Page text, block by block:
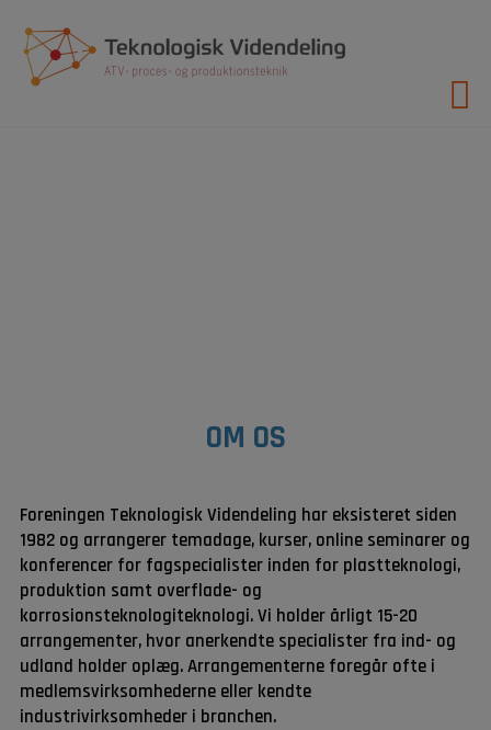
indholdet
OM OS
Foreningen Teknologisk Videndeling har eksisteret siden
1982 og arrangerer temadage, kurser, online seminarer og
konferencer for fagspecialister inden for plastteknologi,
produktion samt overflade- og
korrosionsteknologiteknologi. Vi holder årligt 15-20
arrangementer, hvor anerkendte specialister fra ind- og
udland holder oplæg. Arrangementerne foregår ofte i
medlemsvirksomhederne eller kendte
industrivirksomheder i branchen.